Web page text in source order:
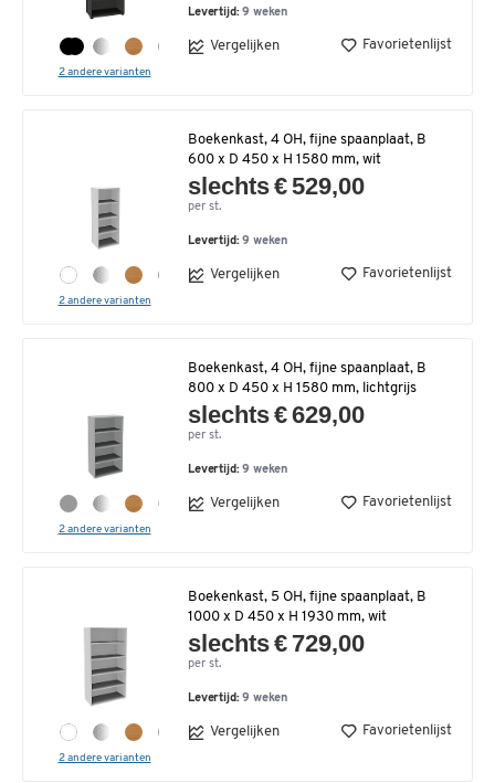
2 andere varianten
Levertijd:9 weken
Vergelijken Favorietenlijst
2 andere varianten
Boekenkast, 4 OH, fijne spaanplaat, B
600 x D 450 x H 1580 mm, wit
slechts € 529,00
per st.
Levertijd:9 weken
Vergelijken Favorietenlijst
2 andere varianten
Boekenkast, 4 OH, fijne spaanplaat, B
800 x D 450 x H 1580 mm, lichtgrijs
slechts € 629,00
per st.
Levertijd:9 weken
Vergelijken Favorietenlijst
2 andere varianten
Boekenkast, 5 OH, fijne spaanplaat, B
1000 x D 450 x H 1930 mm, wit
slechts € 729,00
per st.
Levertijd:9 weken
Vergelijken Favorietenlijst